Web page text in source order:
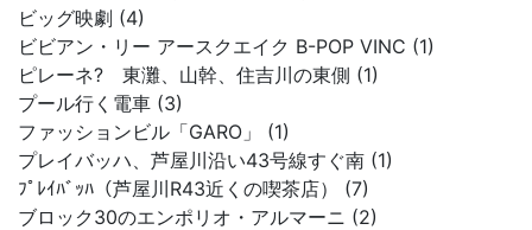
ビッグ映劇 (4)
ビビアン・リー アースクエイク B-POP VINC (1)
ピレーネ? 東灘、山幹、住吉川の東側 (1)
プール行く電車 (3)
ファッションビル「GARO」 (1)
プレイバッハ、芦屋川沿い43号線すぐ南 (1)
ﾌﾟﾚｲﾊﾞｯﾊ（芦屋川R43近くの喫茶店） (7)
ブロック30のエンポリオ・アルマーニ (2)